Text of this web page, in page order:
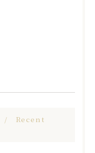
Recent